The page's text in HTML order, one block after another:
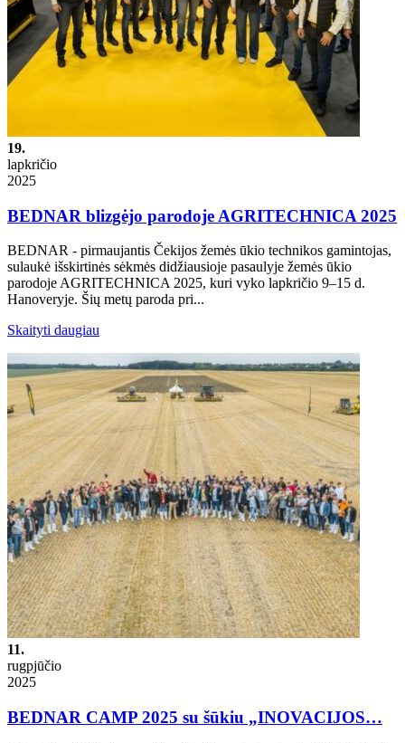
19.
lapkričio
2025
BEDNAR blizgėjo parodoje AGRITECHNICA 2025
BEDNAR - pirmaujantis Čekijos žemės ūkio technikos gamintojas,
sulaukė išskirtinės sėkmės didžiausioje pasaulyje žemės ūkio
parodoje AGRITECHNICA 2025, kuri vyko lapkričio 9–15 d.
Hanoveryje. Šių metų paroda pri...
Skaityti daugiau
11.
rugpjūčio
2025
BEDNAR CAMP 2025 su šūkiu „INOVACIJOS…